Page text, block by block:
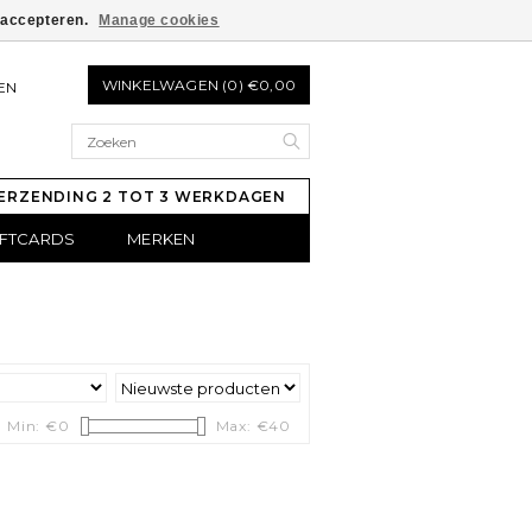
WINKELWAGEN (0) €0,00
2 TOT 3 WERKDAGEN
MERKEN
Min: € 0 Max: €40
Manage cookies